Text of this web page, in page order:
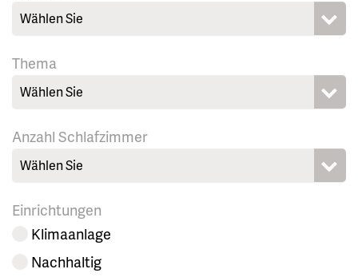
Wählen Sie
Thema
Wählen Sie
Anzahl Schlafzimmer
Wählen Sie
Einrichtungen
Klimaanlage
Nachhaltig